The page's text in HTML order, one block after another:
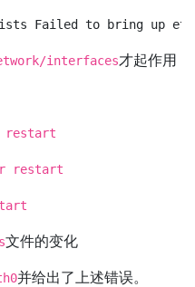
Failed to bring up
interfaces才起作用
restart
restart
文件的变化
并给出了上述错误。